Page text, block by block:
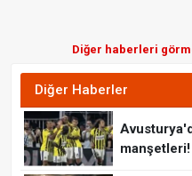
Diğer haberleri
Diğer Haberler
manşetleri!